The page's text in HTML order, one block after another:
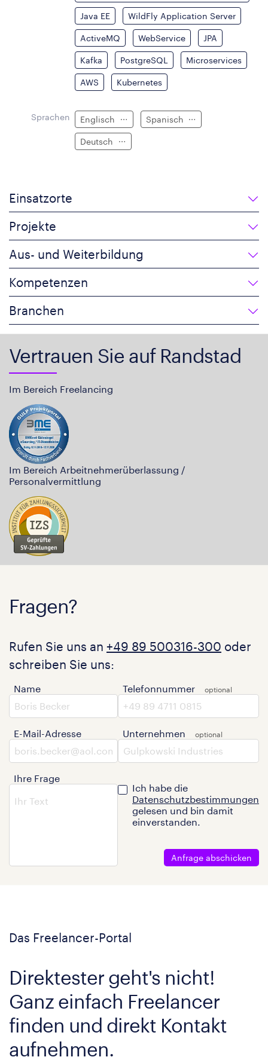
Java EE WildFly Application Server
ActiveMQ WebService JPA
Kafka PostgreSQL Microservices
AWS Kubernetes
Sprachen Englisch Spanisch
Deutsch
Einsatzorte
Projekte
Aus- und Weiterbildung
Kompetenzen
Branchen
Vertrauen Sie auf Randstad
Im Bereich Freelancing
Im Bereich Arbeitnehmerüberlassung /
Personalvermittlung
Fragen?
Rufen Sie uns an +49 89 500316-300 oder
schreiben Sie uns:
Name
E-Mail-Adresse
Ihre Frage
Telefonnummer
Unternehmen
Ich habe die
Datenschutzbestimmungen
gelesen und bin damit
einverstanden.
Anfrage abschicken
Das Freelancer-Portal
Direktester geht's nicht!
Ganz einfach Freelancer
finden und direkt Kontakt
aufnehmen.